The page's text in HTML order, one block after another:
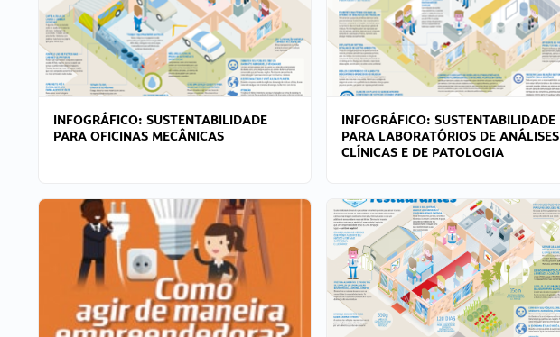
INFOGRÁFICO: SUSTENTABILIDADE
PARA OFICINAS MECÂNICAS
INFOGRÁFICO: SUSTENTABILIDADE
PARA LABORATÓRIOS DE ANÁLISES
CLÍNICAS E DE PATOLOGIA